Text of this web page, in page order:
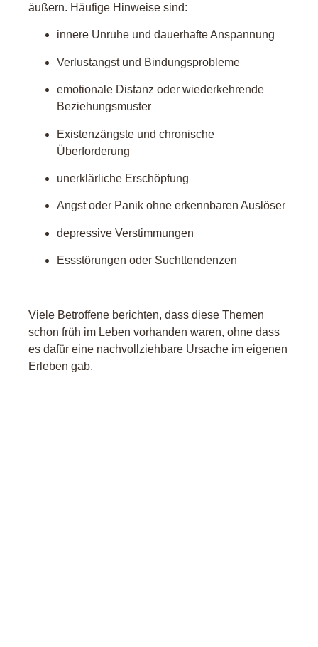
äußern. Häufige Hinweise sind:
innere Unruhe und dauerhafte Anspannung
Verlustangst und Bindungsprobleme
emotionale Distanz oder wiederkehrende
Beziehungsmuster
Existenzängste und chronische
Überforderung
unerklärliche Erschöpfung
Angst oder Panik ohne erkennbaren Auslöser
depressive Verstimmungen
Essstörungen oder Suchttendenzen
Viele Betroffene berichten, dass diese Themen
schon früh im Leben vorhanden waren, ohne dass
es dafür eine nachvollziehbare Ursache im eigenen
Erleben gab.